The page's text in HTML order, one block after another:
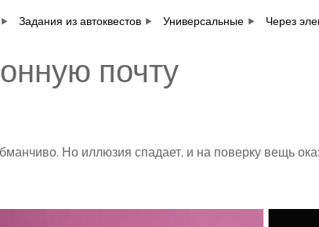
Задания из автоквестов Универсальные Через
почту
Но иллюзия спадает, и на поверку вещь